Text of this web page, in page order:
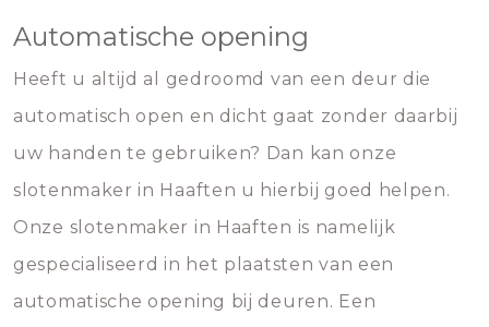
Automatische opening
Heeft u altijd al gedroomd van een deur die
automatisch open en dicht gaat zonder daarbij
uw handen te gebruiken? Dan kan onze
slotenmaker in Haaften u hierbij goed helpen.
Onze slotenmaker in Haaften is namelijk
gespecialiseerd in het plaatsten van een
automatische opening bij deuren. Een